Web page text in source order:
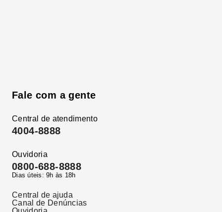
Fale com a gente
Central de atendimento
4004-8888
Ouvidoria
0800-688-8888
Dias úteis: 9h às 18h
Central de ajuda
Canal de Denúncias